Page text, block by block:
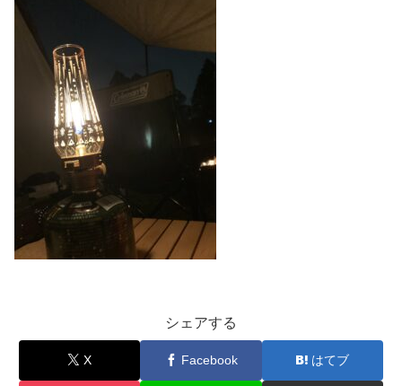
シェアする
X Facebook はてブ